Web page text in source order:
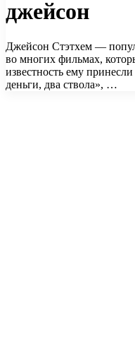
джейсон
Джейсон Стэтхем —
во многих фильмах,
известность ему
деньги, два ствола», …